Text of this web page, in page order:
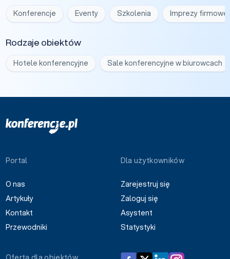
Konferencje Eventy Szkolenia Imprezy firmowe
Rodzaje obiektów
Hotele konferencyjne Sale konferencyjne w biurowcach
Portal
O nas
Artykuły
Kontakt
Przewodniki
Dla użytkowników
Zarejestruj się
Zaloguj się
Asystent
Statystyki